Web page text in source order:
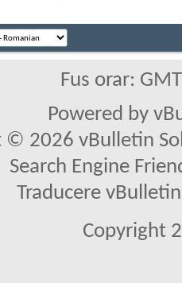
Fus orar:
Powered by
© 2026 vBulletin
Search Engine
Traducere
Copyright